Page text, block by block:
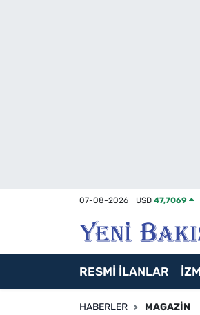
07-08-2026 USD47,7069
RESMİ İLANLAR
HABERLER MAGAZIN
Asayiş / Polis-Adliye
Magazin